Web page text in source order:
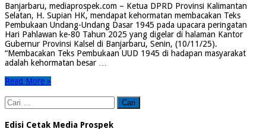
Banjarbaru, mediaprospek.com – Ketua DPRD Provinsi Kalimantan
Selatan, H. Supian HK, mendapat kehormatan membacakan Teks
Pembukaan Undang-Undang Dasar 1945 pada upacara peringatan
Hari Pahlawan ke-80 Tahun 2025 yang digelar di halaman Kantor
Gubernur Provinsi Kalsel di Banjarbaru, Senin, (10/11/25).
“Membacakan Teks Pembukaan UUD 1945 di hadapan masyarakat
adalah kehormatan besar …
Read More »
Cari
untuk:
Edisi Cetak Media Prospek